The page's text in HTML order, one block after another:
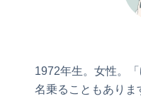
1972年生。女性。
名乗ることもありま